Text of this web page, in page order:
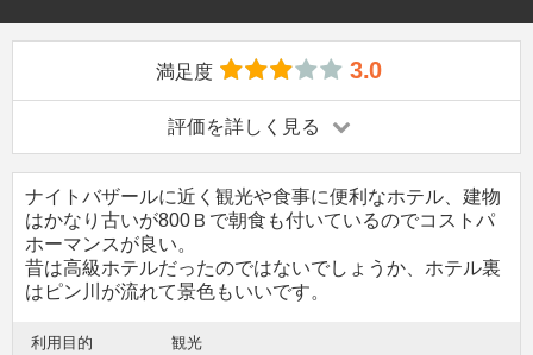
満足度 3.0
評価を詳しく見る
ナイトバザールに近く観光や食事に便利なホテル、建物
はかなり古いが800Ｂで朝食も付いているのでコストパ
ホーマンスが良い。
昔は高級ホテルだったのではないでしょうか、ホテル裏
はピン川が流れて景色もいいです。
利用目的
観光